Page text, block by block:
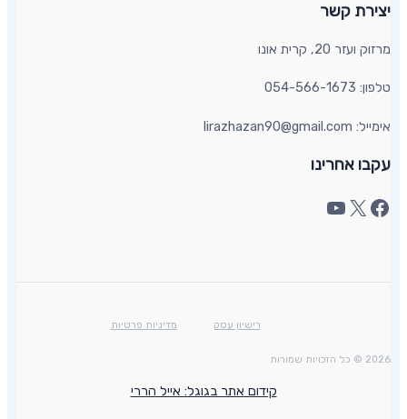
יצירת קשר​
מרזוק ועזר 20, קרית אונו​
טלפון: 054-566-1673
אימייל: lirazhazan90@gmail.com
עקבו אחרינו
רישיון עסק מדיניות פרטיות
2026 © כל הזכויות שמורות
קידום אתר בגוגל: אייל הררי